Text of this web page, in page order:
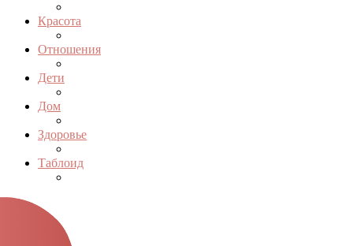
Красота
Отношения
Дети
Дом
Здоровье
Таблоид